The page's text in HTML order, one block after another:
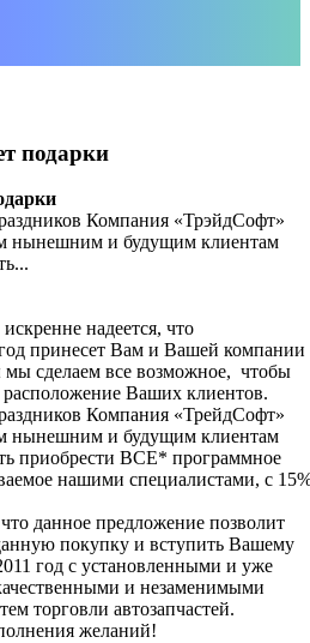
подарки
Компания «ТрэйдСофт»
нынешним и будущим клиентам
надеется, что
принесет Вам и Вашей компании
мы сделаем все возможное, чтобы
Ваших клиентов.
Компания «ТрейдСофт»
нынешним и будущим клиентам
приобрести ВСЕ* программное
нашими специалистами, c
данное предложение позволит
покупку и вступить Вашему
год с установленными и уже
и незаменимыми
торговли автозапчастей.
желаний!